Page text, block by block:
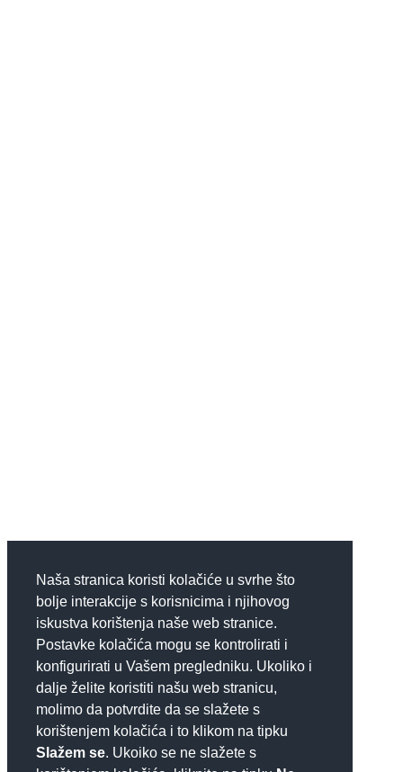
Naša stranica koristi kolačiće u svrhe što
bolje interakcije s korisnicima i njihovog
iskustva korištenja naše web stranice.
Postavke kolačića mogu se kontrolirati i
konfigurirati u Vašem pregledniku. Ukoliko i
dalje želite koristiti našu web stranicu,
molimo da potvrdite da se slažete s
korištenjem kolačića i to klikom na tipku
Slažem se. Ukoiko se ne slažete s